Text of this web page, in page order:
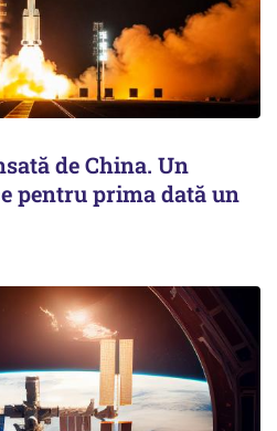
de China. Un
pentru prima dată un